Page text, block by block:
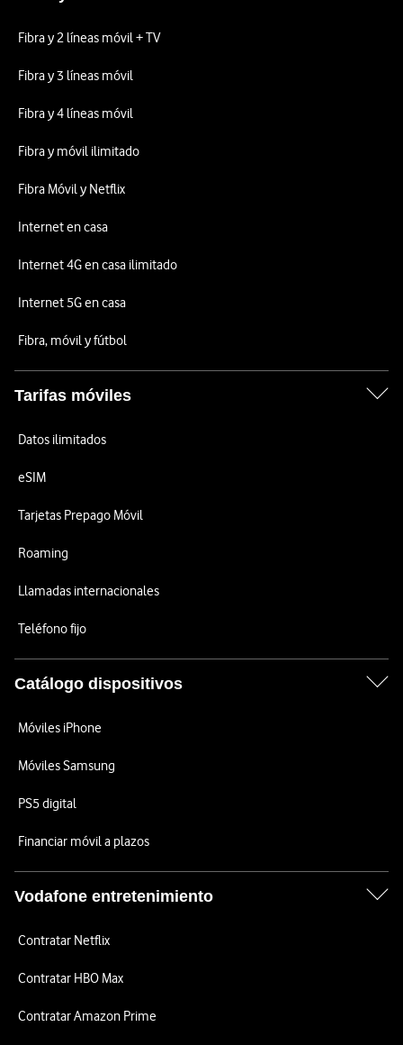
Fibra y 2 líneas móvil + TV
Fibra y 3 líneas móvil
Fibra y 4 líneas móvil
Fibra y móvil ilimitado
Fibra Móvil y Netflix
Internet en casa
Internet 4G en casa ilimitado
Internet 5G en casa
Fibra, móvil y fútbol
Tarifas móviles
Datos ilimitados
eSIM
Tarjetas Prepago Móvil
Roaming
Llamadas internacionales
Teléfono fijo
Catálogo dispositivos
Móviles iPhone
Móviles Samsung
PS5 digital
Financiar móvil a plazos
Vodafone entretenimiento
Contratar Netflix
Contratar HBO Max
Contratar Amazon Prime